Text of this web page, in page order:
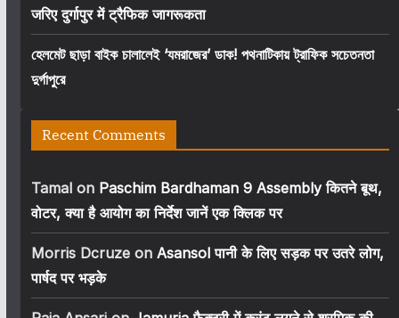
जरिए दुर्गापुर में ट्रैफिक जागरूकता
হেলমেট ছাড়া বাইক চালালেই ‘যমরাজের’ ডাক! পথনাটিকায় ট্রাফিক সচেতনতা
দুর্গাপুরে
Recent Comments
Tamalon Paschim Bardhaman 9 Assembly कितने बूथ,
वोटर, क्या है आयोग का निर्देश जानें एक क्लिक पर
Morris Dcruzeon Asansol पानी के लिए सड़क पर उतरे लोग,
पार्षद पर भड़के